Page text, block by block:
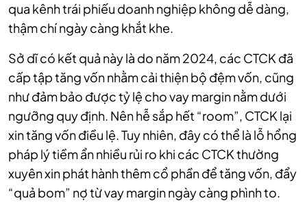
qua kênh trái phiếu doanh nghiệp không dễ dàng,
thậm chí ngày càng khắt khe.
Sở dĩ có kết quả này là do năm 2024, các CTCK đã
cấp tập tăng vốn nhằm cải thiện bộ đệm vốn, cũng
như đảm bảo được tỷ lệ cho vay margin nằm dưới
ngưỡng quy định. Nên hễ sắp hết “room”, CTCK lại
xin tăng vốn điều lệ. Tuy nhiên, đây có thể là lỗ hổng
pháp lý tiềm ẩn nhiều rủi ro khi các CTCK thường
xuyên xin phát hành thêm cổ phần để tăng vốn, đẩy
“quả bom” nợ từ vay margin ngày càng phình to.